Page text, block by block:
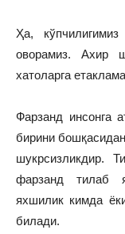
Ҳа,
оворамиз. Ахир
хатоларга
Фарзанд инсонга
бирини
шукрсизликдир.
фарзанд тилаб
яхшилик кимда
билади.